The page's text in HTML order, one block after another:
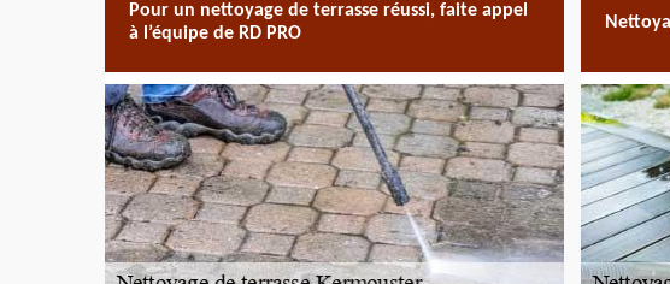
Pour un nettoyage de terrasse réussi, faite appel
à l’équipe de RD PRO